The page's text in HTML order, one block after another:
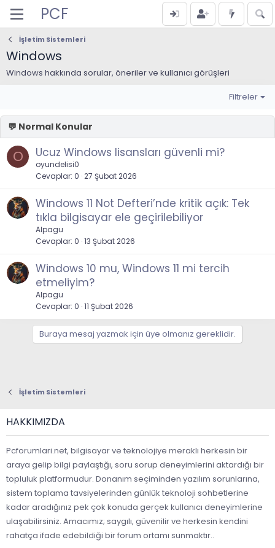
PCF
İşletim Sistemleri
Windows
Windows hakkında sorular, öneriler ve kullanıcı görüşleri
Filtreler
O Ucuz Windows lisansları güvenli mi?
oyundelisi0
Cevaplar 0 27 Şubat 2026
Windows 11 Not Defteri’nde kritik açık: Tek
tıkla bilgisayar ele geçirilebiliyor
Alpagu
Cevaplar 0 13 Şubat 2026
Windows 10 mu, Windows 11 mi tercih
etmeliyim?
Alpagu
Cevaplar 0 11 Şubat 2026
Buraya mesaj yazmak için üye olmanız gereklidir.
İşletim Sistemleri
HAKKIMIZDA
Pcforumlari.net, bilgisayar ve teknolojiye meraklı herkesin bir
araya gelip bilgi paylaştığı, soru sorup deneyimlerini aktardığı bir
topluluk platformudur. Donanım seçiminden yazılım sorunlarına,
sistem toplama tavsiyelerinden günlük teknoloji sohbetlerine
kadar aradığınız pek çok konuda gerçek kullanıcı deneyimlerine
ulaşabilirsiniz. Amacımız; saygılı, güvenilir ve herkesin kendini
rahatça ifade edebildiği bir forum ortamı sunmaktır..